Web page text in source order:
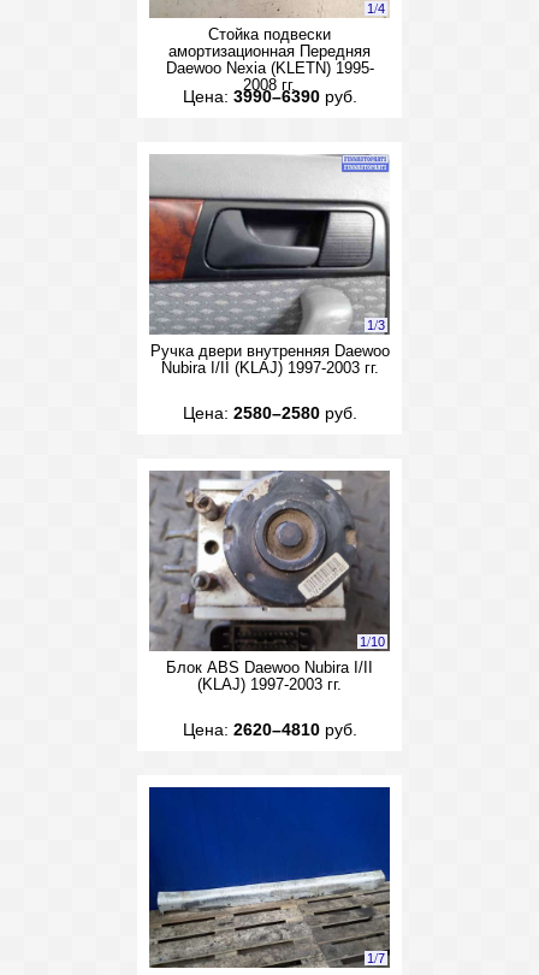
1/4
Стойка подвески
амортизационная Передняя
Daewoo Nexia (KLETN) 1995-
2008 гг.
Цена: 3990–6390руб.
1/3
Ручка двери внутренняя Daewoo
Nubira I/II (KLAJ) 1997-2003 гг.
Цена: 2580–2580руб.
1/10
Блок ABS Daewoo Nubira I/II
(KLAJ) 1997-2003 гг.
Цена: 2620–4810руб.
1/7